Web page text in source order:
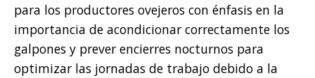
para los productores ovejeros con énfasis en la
importancia de acondicionar correctamente los
galpones y prever encierres nocturnos para
optimizar las jornadas de trabajo debido a la